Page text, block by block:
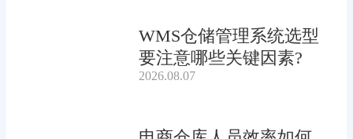
WMS仓储管理系统选型
要注意哪些关键因素?
2026.08.07